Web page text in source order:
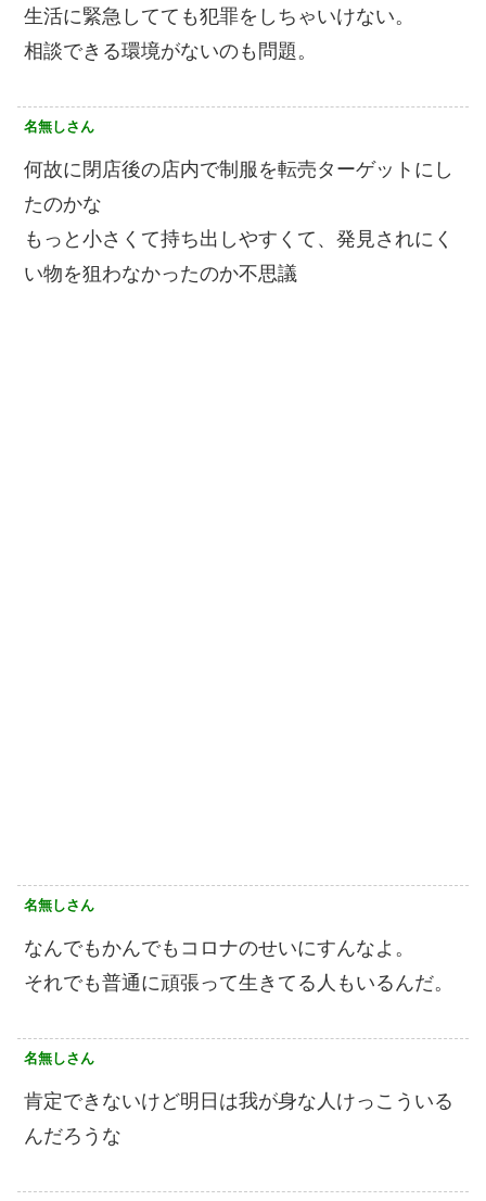
生活に緊急してても犯罪をしちゃいけない。
相談できる環境がないのも問題。
名無しさん
何故に閉店後の店内で制服を転売ターゲットにし
たのかな
もっと小さくて持ち出しやすくて、発見されにく
い物を狙わなかったのか不思議
名無しさん
なんでもかんでもコロナのせいにすんなよ。
それでも普通に頑張って生きてる人もいるんだ。
名無しさん
肯定できないけど明日は我が身な人けっこういる
んだろうな